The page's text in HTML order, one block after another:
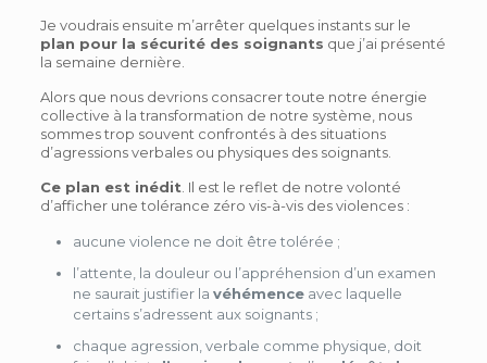
Je voudrais ensuite m’arrêter quelques instants sur le
plan pour la sécurité des soignants que j’ai présenté
la semaine dernière.
Alors que nous devrions consacrer toute notre énergie
collective à la transformation de notre système, nous
sommes trop souvent confrontés à des situations
d’agressions verbales ou physiques des soignants.
Ce plan est inédit . Il est le reflet de notre volonté
d’afficher une tolérance zéro vis-à-vis des violences :
aucune violence ne doit être tolérée ;
l’attente, la douleur ou l’appréhension d’un examen
ne saurait justifier la véhémenceavec laquelle
certains s’adressent aux soignants ;
chaque agression, verbale comme physique, doit